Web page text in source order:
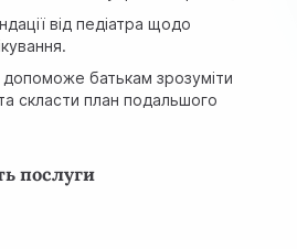
від педіатра щодо
допоможе батькам зрозуміти
скласти план подальшого
послуги